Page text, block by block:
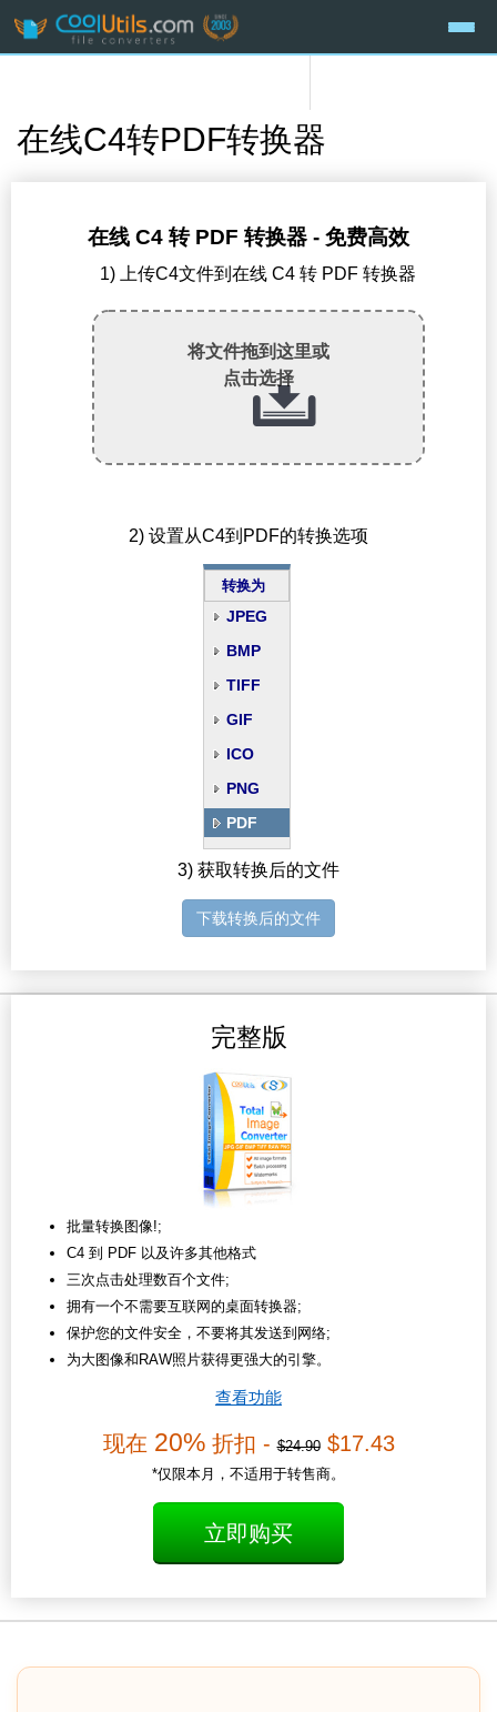
在线C4转PDF转换器
在线 C4 转 PDF 转换器 - 免费高效
1) 上传C4文件到在线 C4 转 PDF 转换器
将文件拖到这里或
点击选择
2) 设置从C4到PDF的转换选项
转换为
JPEG
BMP
TIFF
GIF
ICO
PNG
PDF
3) 获取转换后的文件
下载转换后的文件
完整版
批量转换图像!;
C4 到 PDF 以及许多其他格式
三次点击处理数百个文件;
拥有一个不需要互联网的桌面转换器;
保护您的文件安全，不要将其发送到网络;
为大图像和RAW照片获得更强大的引擎。
查看功能
现在 20%折扣 -$24.90$17.43
*仅限本月，不适用于转售商。
立即购买